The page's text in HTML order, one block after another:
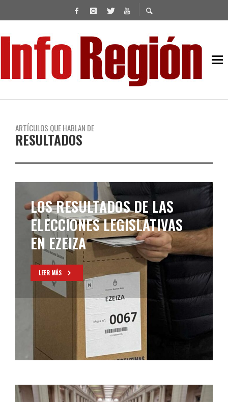
ARTÍCULOS QUE HABLAN DE
RESULTADOS
EL RECLAMO DE FUERZA
PATRIA A LA CÁMARA
NACIONAL ELECTORAL
LEER MÁS